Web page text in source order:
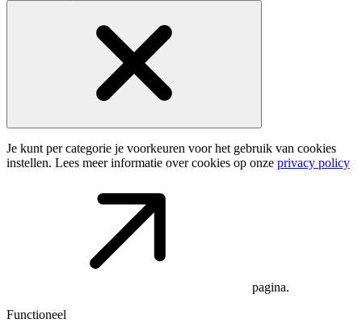
Je kunt per categorie je voorkeuren voor het gebruik van cookies
instellen. Lees meer informatie over cookies op onze privacy policy
pagina.
Functioneel